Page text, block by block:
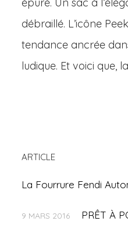
débraillé. L’icône
tendance ancrée
ludique. Et voici que,
ARTICLE
La Fourrure Fendi
9 MARS 2016 PRÊT À